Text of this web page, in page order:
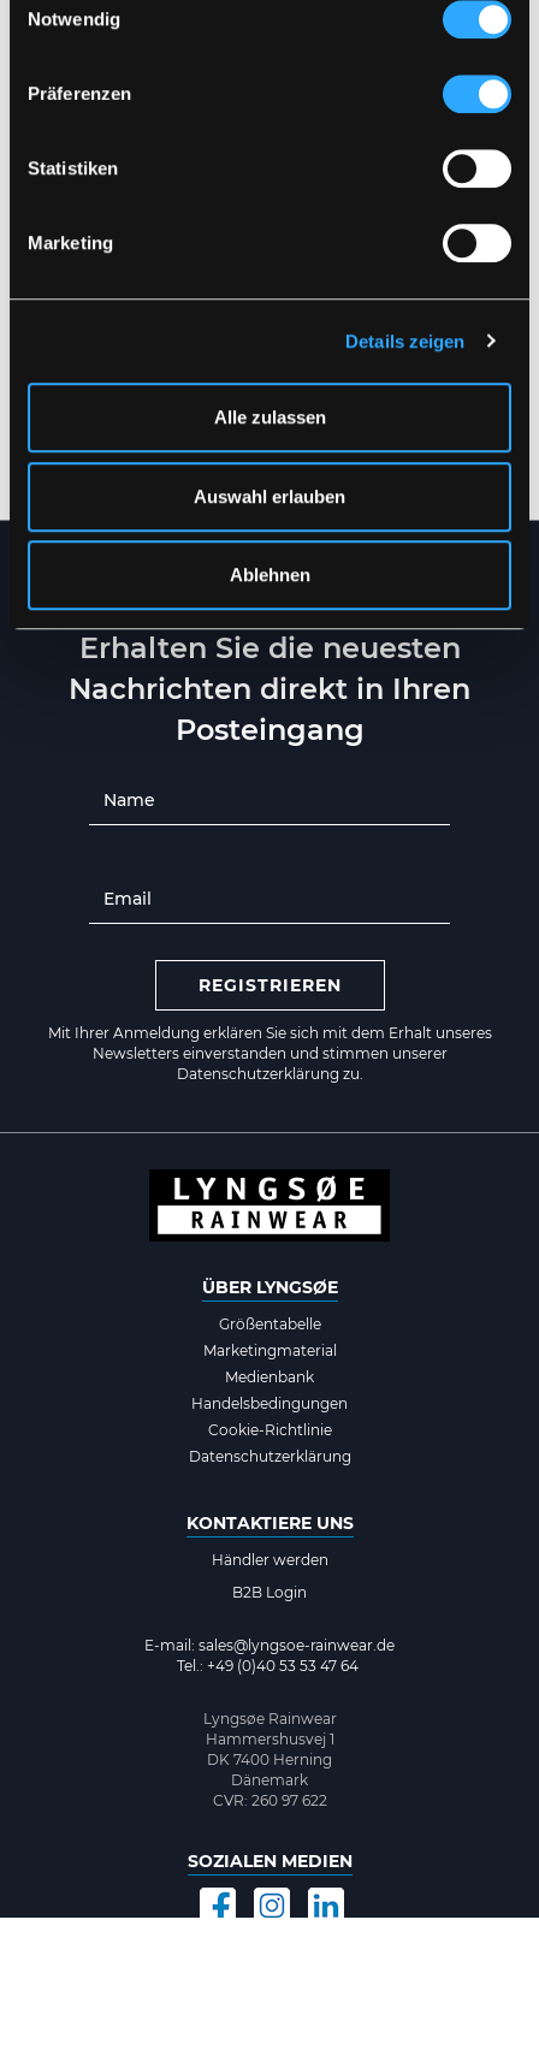
Notwendig
Präferenzen
Statistiken
Marketing
Details zeigen
Alle zulassen
Auswahl erlauben
Ablehnen
FLAMMHEMMENDE HI-
QUALITÄT MIT RWS-
S - 5XL
FLAMMHEMMENDE HI-
PU-QUALITÄT
XS - 5XL
Erhalten Sie die neuesten
Nachrichten direkt in Ihren
Posteingang
REGISTRIEREN
Mit Ihrer Anmeldung erklären Sie sich mit dem Erhalt unseres
Newsletters einverstanden und stimmen unserer
Datenschutzerklärung zu.
ÜBER LYNGSØE
Größentabelle
Marketingmaterial
Medienbank
Handelsbedingungen
Cookie-Richtlinie
Datenschutzerklärung
KONTAKTIERE UNS
Händler werden
B2B Login
E-mail: sales@lyngsoe-rainwear.de
Tel.: +49 (0)40 53 53 47 64
Lyngsøe Rainwear
Hammershusvej 1
DK 7400 Herning
Dänemark
CVR: 260 97 622
SOZIALEN MEDIEN